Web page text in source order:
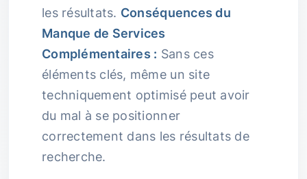
les résultats. Conséquences du
Manque de Services
Complémentaires : Sans ces
éléments clés, même un site
techniquement optimisé peut avoir
du mal à se positionner
correctement dans les résultats de
recherche.